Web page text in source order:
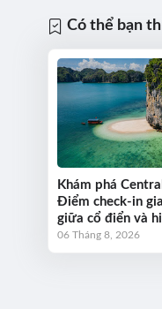
Có thể bạn
Khám phá
Điểm check-in
giữa cổ điển và
06 Tháng 8, 2026